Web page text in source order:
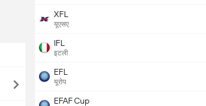
XFL
यूएसए
IFL
इटली
EFL
यूरोप
EFAF Cup